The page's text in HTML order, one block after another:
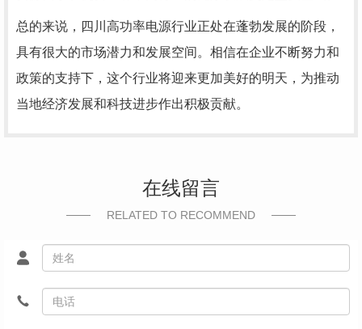
总的来说，四川高功率电源行业正处在蓬勃发展的阶段，
具有很大的市场潜力和发展空间。相信在企业不断努力和
政策的支持下，这个行业将迎来更加美好的明天，为推动
当地经济发展和科技进步作出积极贡献。
在线留言
RELATED TO RECOMMEND